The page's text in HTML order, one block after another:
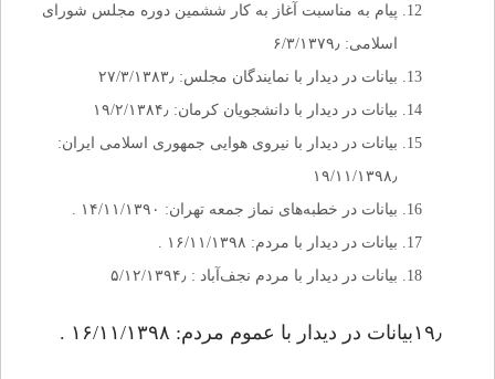
پیام به مناسبت آغاز به کار ششمین دوره‌ مجلس شورای
اسلامی: ۶/۳/۱۳۷۹٫
بیانات در دیدار با نمایندگان مجلس: ۲۷/۳/۱۳۸۳٫
بیانات در دیدار با دانشجویان کرمان: ۱۹/۲/۱۳۸۴٫
بیانات در دیدار با نیروی هوایی جمهوری اسلامی ایران:
۱۹/۱۱/۱۳۹۸٫
بیانات در خطبه‌های نماز جمعه تهران: ۱۴/۱۱/۱۳۹۰ .
بیانات در دیدار با مردم: ۱۶/۱۱/۱۳۹۸ .
بیانات در دیدار با مردم نجف‌آباد : ۵/۱۲/۱۳۹۴٫
۱۹٫بیانات در دیدار با عموم مردم: ۱۶/۱۱/۱۳۹۸ .